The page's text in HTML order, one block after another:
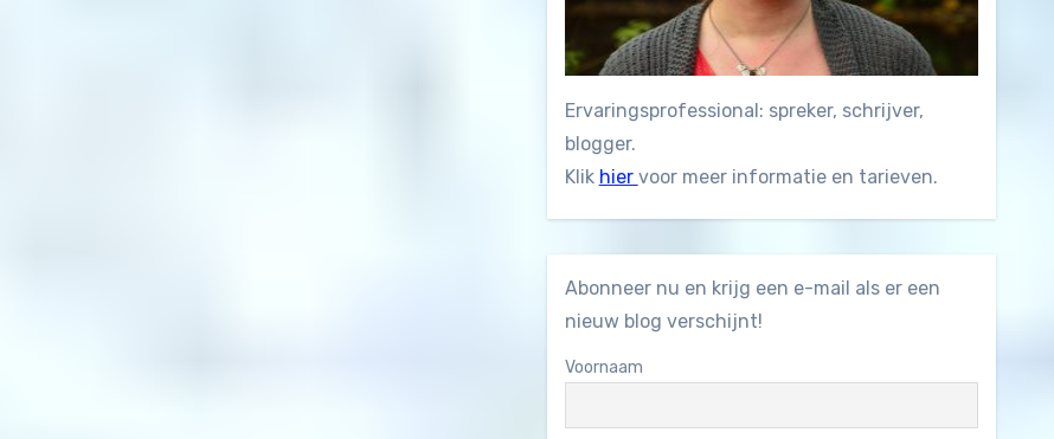
Ervaringsprofessional: spreker, schrijver,
blogger.
Klik hier voor meer informatie en tarieven.
Abonneer nu en krijg een e-mail als er een
nieuw blog verschijnt!
Voornaam